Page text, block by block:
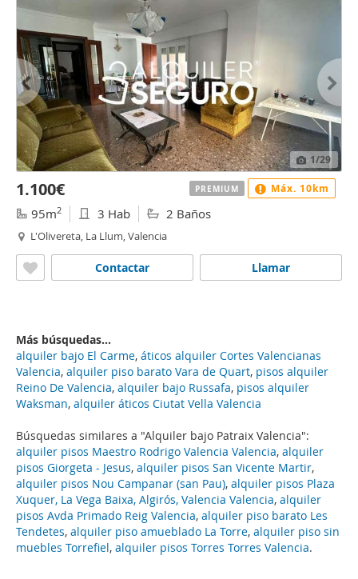
Búsquedas similares a "Alquiler bajo Patraix Valencia":
alquiler pisos Maestro Rodrigo Valencia Valencia, alquiler
pisos Giorgeta - Jesus, alquiler pisos San Vicente Martir,
alquiler pisos Nou Campanar (san Pau), alquiler pisos Plaza
Xuquer, La Vega Baixa, Algirós, Valencia Valencia, alquiler
pisos Avda Primado Reig Valencia, alquiler piso barato Les
Tendetes, alquiler piso amueblado La Torre, alquiler piso sin
muebles Torrefiel, alquiler pisos Torres Torres Valencia.
1/29
1.100€
95m2 3 Hab 2 Baños
L'Olivereta, La Llum, Valencia
Llamar
Contactar
PREMIUM Máx. 10km
Más búsquedas...
alquiler bajo El Carme, áticos alquiler Cortes Valencianas
Valencia, alquiler piso barato Vara de Quart, pisos alquiler
Reino De Valencia, alquiler bajo Russafa, pisos alquiler
Waksman, alquiler áticos Ciutat Vella Valencia